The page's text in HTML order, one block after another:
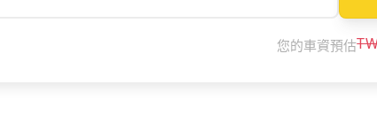
您的車資預估